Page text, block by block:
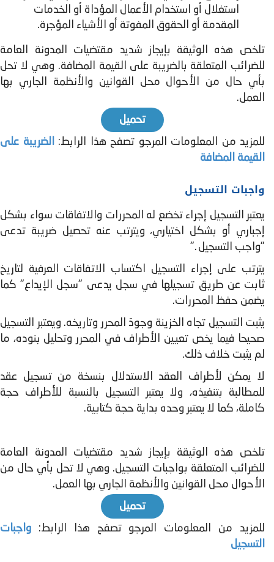
استغلال أو استخدام الأعمال المؤداة أو الخدمات
المقدمة أو الحقوق المفوتة أو الأشياء المؤجرة.
تلخص هذه الوثيقة بإيجاز شديد مقتضيات المدونة العامة
للضرائب المتعلقة بالضريبة على القيمة المضافة. وهي لا تحل
بأي حال من الأحوال محل القوانين والأنظمة الجاري بها
العمل.
تحميل
للمزيد من المعلومات المرجو تصفح هذا الرابط: الضريبة على
القيمة المضافة
واجبات التسجيل
يعتبر التسجيل إجراء تخضع له المحررات والاتفاقات سواء بشكل
إجباري أو بشكل اختياري، ويترتب عنه تحصيل ضريبة تدعى
"واجب التسجيل ."
یترتب على إجراء التسجيل اكتساب الاتفاقات العرفیة لتاریخ
ثابت عن طریق تسجیلھا في سجل یدعى "سجل الإيداع" كما
يضمن حفظ المحررات.
یثبت التسجیل تجاه الخزینة وجودَ المحرر وتاریخه. ویعتبر التسجیل
صحیحا فیما یخص تعیین الأطراف في المحرر وتحلیل بنوده، ما
لم یثبت خلاف ذلك.
لا یمكن لأطراف العقد الاستدلال بنسخة من تسجیل عقد
للمطالبة بتنفیذه، ولا یعتبر التسجیل بالنسبة للأطراف حجة
كاملة، كما لا یعتبر وحده بدایة حجة كتابیة.
تلخص هذه الوثيقة بإيجاز شديد مقتضيات المدونة العامة
للضرائب المتعلقة بواجبات التسجيل. وهي لا تحل بأي حال من
الأحوال محل القوانين والأنظمة الجاري بها العمل.
تحميل
للمزيد من المعلومات المرجو تصفح هذا الرابط: واجبات
التسجيل